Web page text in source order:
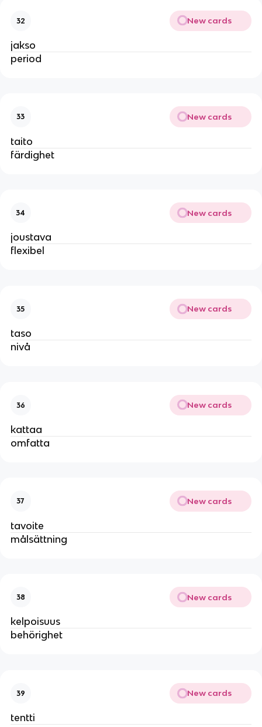
32 New cards
jakso
period
33 New cards
taito
färdighet
34 New cards
joustava
flexibel
35 New cards
taso
nivå
36 New cards
kattaa
omfatta
37 New cards
tavoite
målsättning
38 New cards
kelpoisuus
behörighet
39 New cards
tentti